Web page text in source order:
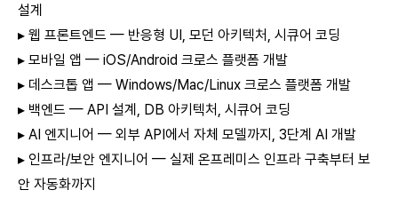
설계
▸ 웹 프론트엔드 — 반응형 UI, 모던 아키텍처, 시큐어 코딩
▸ 모바일 앱 — iOS/Android 크로스 플랫폼 개발
▸ 데스크톱 앱 — Windows/Mac/Linux 크로스 플랫폼 개발
▸ 백엔드 — API 설계, DB 아키텍처, 시큐어 코딩
▸ AI 엔지니어 — 외부 API에서 자체 모델까지, 3단계 AI 개발
▸ 인프라/보안 엔지니어 — 실제 온프레미스 인프라 구축부터 보
안 자동화까지